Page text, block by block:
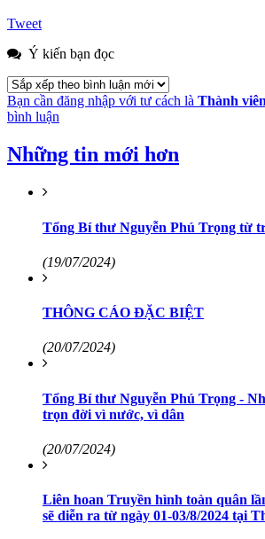
Tweet
Ý kiến bạn đọc
Bạn cần đăng nhập với tư cách là Thành
bình luận
Những tin mới hơn
Tổng Bí thư Nguyễn Phú Trọng từ
(19/07/2024)
THÔNG CÁO ĐẶC BIỆT
(20/07/2024)
Tổng Bí thư Nguyễn Phú Trọng -
trọn đời vì nước, vì dân
(20/07/2024)
Liên hoan Truyền hình toàn quân
sẽ diễn ra từ ngày 01-03/8/2024 tại